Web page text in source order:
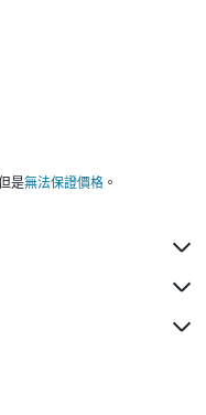
是無法保證價格 。